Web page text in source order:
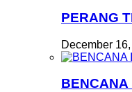
PERANG
December
BENCANA